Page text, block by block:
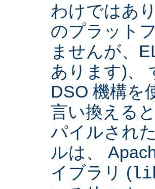
わけではあ
のプラット
ませんが、
あります)、
DSO 機構を
言い換える
パイルされ
ルは、
イブラリ (